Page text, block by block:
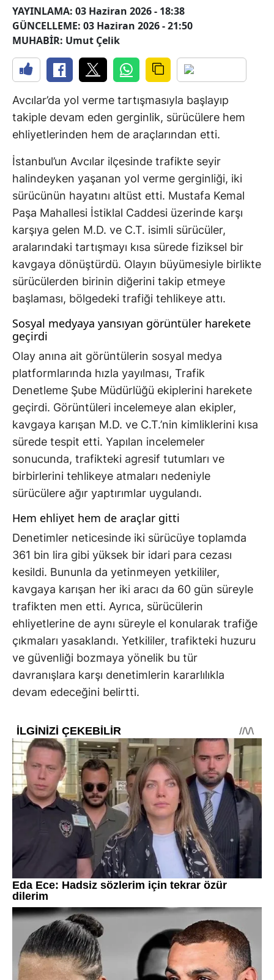
YAYINLAMA: 03 Haziran 2026 - 18:38
GÜNCELLEME: 03 Haziran 2026 - 21:50
MUHABİR: Umut Çelik
Avcılar’da yol verme tartışmasıyla başlayıp
takiple devam eden gerginlik, sürücülere hem
ehliyetlerinden hem de araçlarından etti.
İstanbul’un Avcılar ilçesinde trafikte seyir
halindeyken yaşanan yol verme gerginliği, iki
sürücünün hayatını altüst etti. Mustafa Kemal
Paşa Mahallesi İstiklal Caddesi üzerinde karşı
karşıya gelen M.D. ve C.T. isimli sürücüler,
aralarındaki tartışmayı kısa sürede fiziksel bir
kavgaya dönüştürdü. Olayın büyümesiyle birlikte
sürücülerden birinin diğerini takip etmeye
başlaması, bölgedeki trafiği tehlikeye attı.
Sosyal medyaya yansıyan görüntüler harekete
geçirdi
Olay anına ait görüntülerin sosyal medya
platformlarında hızla yayılması, Trafik
Denetleme Şube Müdürlüğü ekiplerini harekete
geçirdi. Görüntüleri incelemeye alan ekipler,
kavgaya karışan M.D. ve C.T.’nin kimliklerini kısa
sürede tespit etti. Yapılan incelemeler
sonucunda, trafikteki agresif tutumları ve
birbirlerini tehlikeye atmaları nedeniyle
sürücülere ağır yaptırımlar uygulandı.
Hem ehliyet hem de araçlar gitti
Denetimler neticesinde iki sürücüye toplamda
361 bin lira gibi yüksek bir idari para cezası
kesildi. Bununla da yetinmeyen yetkililer,
kavgaya karışan her iki aracı da 60 gün süreyle
trafikten men etti. Ayrıca, sürücülerin
ehliyetlerine de aynı süreyle el konularak trafiğe
çıkmaları yasaklandı. Yetkililer, trafikteki huzuru
ve güvenliği bozmaya yönelik bu tür
davranışlara karşı denetimlerin kararlılıkla
devam edeceğini belirtti.